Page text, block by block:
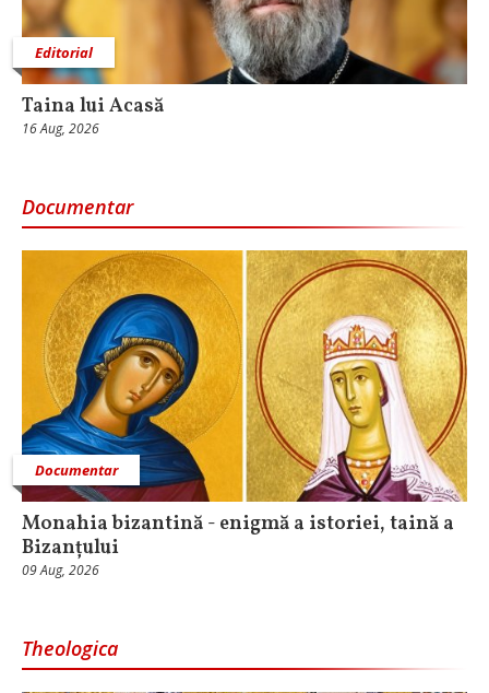
Editorial
Taina lui Acasă
16 Aug, 2026
Documentar
Documentar
Monahia bizantină - enigmă a istoriei, taină a
Bizanțului
09 Aug, 2026
Theologica